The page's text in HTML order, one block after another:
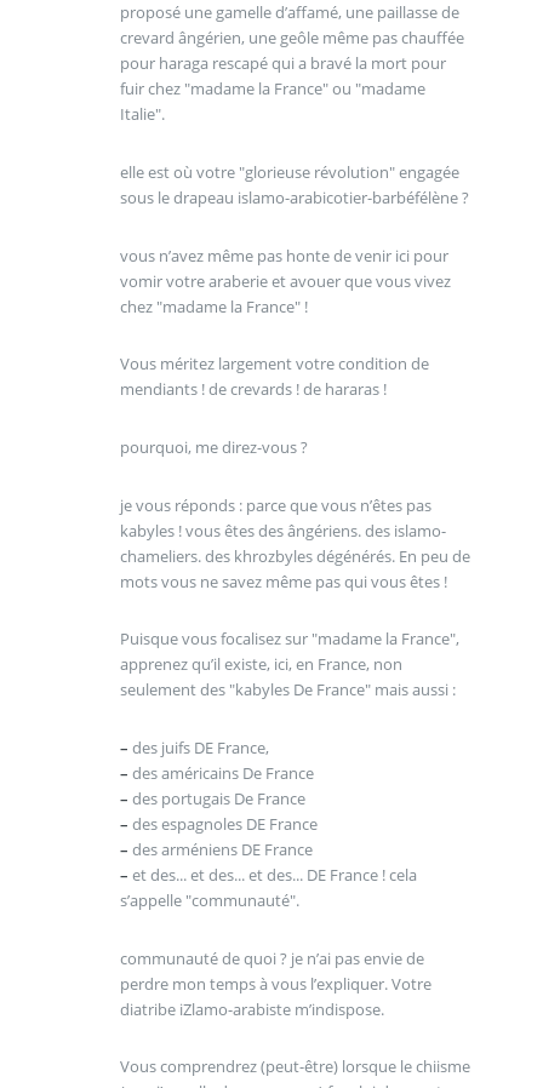
proposé une gamelle d’affamé, une paillasse de
crevard ângérien, une geôle même pas chauffée
pour haraga rescapé qui a bravé la mort pour
fuir chez "madame la France" ou "madame
Italie".
elle est où votre "glorieuse révolution" engagée
sous le drapeau islamo-arabicotier-barbéfélène ?
vous n’avez même pas honte de venir ici pour
vomir votre araberie et avouer que vous vivez
chez "madame la France" !
Vous méritez largement votre condition de
mendiants ! de crevards ! de hararas !
pourquoi, me direz-vous ?
je vous réponds : parce que vous n’êtes pas
kabyles ! vous êtes des ângériens. des islamo-
chameliers. des khrozbyles dégénérés. En peu de
mots vous ne savez même pas qui vous êtes !
Puisque vous focalisez sur "madame la France",
apprenez qu’il existe, ici, en France, non
seulement des "kabyles De France" mais aussi :
– des juifs DE France,
– des américains De France
– des portugais De France
– des espagnoles DE France
– des arméniens DE France
– et des... et des... et des... DE France ! cela
s’appelle "communauté".
communauté de quoi ? je n’ai pas envie de
perdre mon temps à vous l’expliquer. Votre
diatribe iZlamo-arabiste m’indispose.
Vous comprendrez (peut-être) lorsque le chiisme